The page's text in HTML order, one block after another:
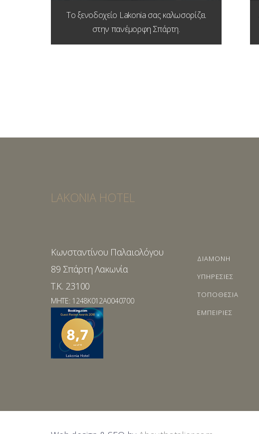
Το ξενοδοχείο Lakonia σας καλωσορίζει
στην πανέμορφη Σπάρτη.
LAKONIA HOTEL
Κωνσταντίνου Παλαιολόγου
89 Σπάρτη Λακωνία
T.K. 23100
MHTE: 1248K012A0040700
ΔΙΑΜΟΝΗ
ΥΠΗΡΕΣΙΕΣ
ΤΟΠΟΘΕΣΙΑ
ΕΜΠΕΙΡΙΕΣ